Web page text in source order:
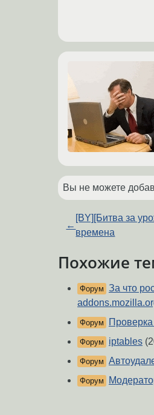
Вы не можете
←
[BY][Битва за
времена
Похожие
Форум За что
Форум
Форум iptables
Форум
Форум